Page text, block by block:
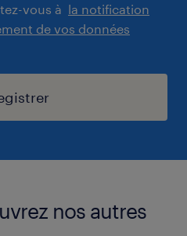
vous à la notification
de vos données
nos autres